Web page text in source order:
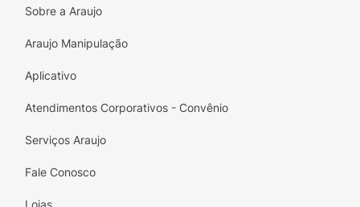
Sobre a Araujo
Araujo Manipulação
Aplicativo
Atendimentos Corporativos - Convênio
Serviços Araujo
Fale Conosco
Lojas